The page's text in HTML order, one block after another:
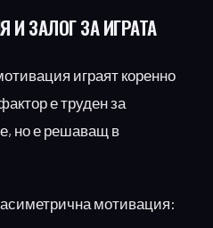
ЗАЛОГ ЗА ИГРАТА
играят коренно
е труден за
но е решаващ в
мотивация: